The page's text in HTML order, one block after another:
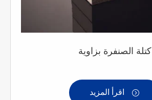
كتلة الصنفرة بزاوية
